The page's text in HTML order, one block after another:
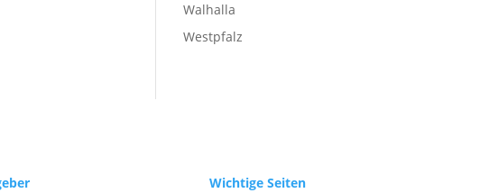
Walhalla
Westpfalz
Wichtige Seiten